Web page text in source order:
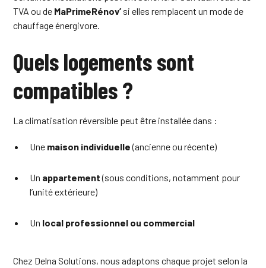
TVA ou de MaPrimeRénov’ si elles remplacent un mode de
chauffage énergivore.
Quels logements sont
compatibles ?
La climatisation réversible peut être installée dans :
Une maison individuelle(ancienne ou récente)
Un appartement(sous conditions, notamment pour
l’unité extérieure)
Un local professionnel ou commercial
Chez Delna Solutions, nous adaptons chaque projet selon la